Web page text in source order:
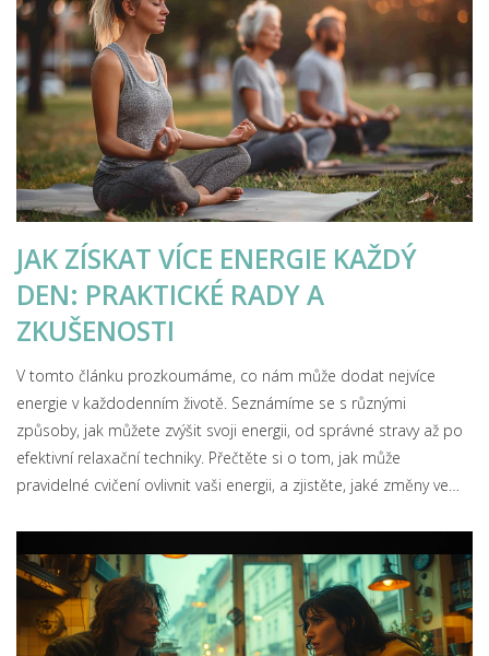
JAK ZÍSKAT VÍCE ENERGIE KAŽDÝ
DEN: PRAKTICKÉ RADY A
ZKUŠENOSTI
V tomto článku prozkoumáme, co nám může dodat nejvíce
energie v každodenním životě. Seznámíme se s různými
způsoby, jak můžete zvýšit svoji energii, od správné stravy až po
efektivní relaxační techniky. Přečtěte si o tom, jak může
pravidelné cvičení ovlivnit vaši energii, a zjistěte, jaké změny ve
praktické tipy, jak zlepšit kvalitu svého odpočinku. Závěrem se
podíváme na to, jak můžete posílit svou mentální energii pomocí
meditace a mindfulness.